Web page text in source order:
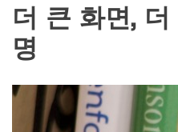
더 큰 화면,
명